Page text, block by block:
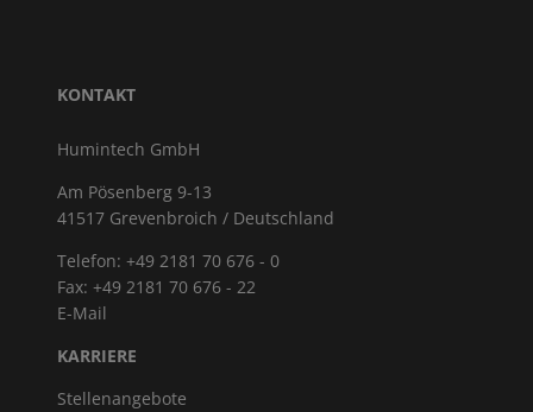
KONTAKT
Humintech GmbH
Am Pösenberg 9-13
41517 Grevenbroich / Deutschland
Telefon: +49 2181 70 676 - 0
Fax: +49 2181 70 676 - 22
E-Mail
KARRIERE
Stellenangebote